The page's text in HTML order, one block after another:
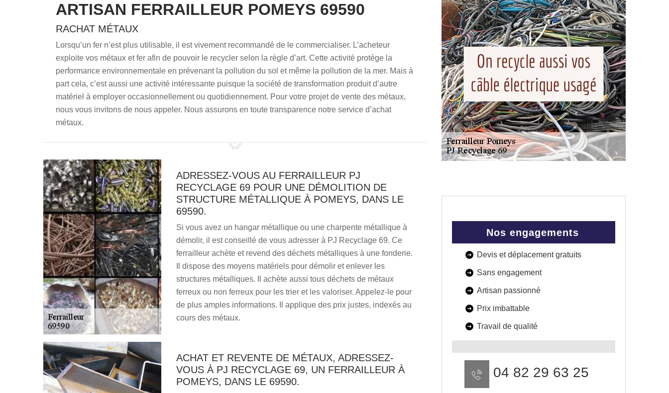
ARTISAN FERRAILLEUR POMEYS 69590
RACHAT MÉTAUX
Lorsqu’un fer n’est plus utilisable, il est vivement recommandé de le commercialiser. L’acheteur
exploite vos métaux et fer afin de pouvoir le recycler selon la règle d’art. Cette activité protège la
performance environnementale en prévenant la pollution du sol et même la pollution de la mer. Mais à
part cela, c’est aussi une activité intéressante puisque la société de transformation produit d’autre
matériel à employer occasionnellement ou quotidiennement. Pour votre projet de vente des métaux,
nous vous invitons de nous appeler. Nous assurons en toute transparence notre service d’achat
métaux.
ADRESSEZ-VOUS AU FERRAILLEUR PJ
RECYCLAGE 69 POUR UNE DÉMOLITION DE
STRUCTURE MÉTALLIQUE À POMEYS, DANS LE
69590.
Si vous avez un hangar métallique ou une charpente métallique à
démolir, il est conseillé de vous adresser à PJ Recyclage 69. Ce
ferrailleur achète et revend des déchets métalliques à une fonderie.
Il dispose des moyens matériels pour démolir et enlever les
structures métalliques. Il achète aussi tous déchets de métaux
ferreux ou non ferreux pour les trier et les valoriser. Appelez-le pour
de plus amples informations. Il applique des prix justes, indexés au
cours des métaux.
ACHAT ET REVENTE DE MÉTAUX, ADRESSEZ-
VOUS À PJ RECYCLAGE 69, UN FERRAILLEUR À
POMEYS, DANS LE 69590.
Nos engagements
Devis et déplacement gratuits
Sans engagement
Artisan passionné
Prix imbattable
Travail de qualité
04 82 29 63 25